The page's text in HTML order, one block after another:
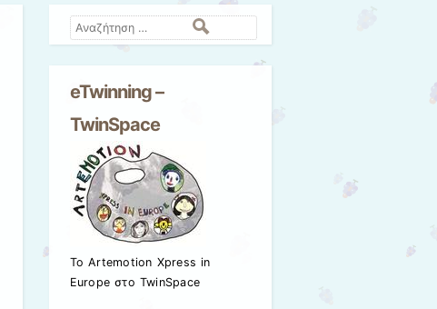
Αναζήτηση
eTwinning –
TwinSpace
Το Artemotion Xpress in
Europe στο TwinSpace